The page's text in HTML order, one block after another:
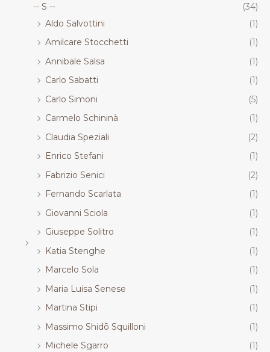
-- S --
(34)
Aldo Salvottini
(1)
Amilcare Stocchetti
(1)
Annibale Salsa
(1)
Carlo Sabatti
(1)
Carlo Simoni
(5)
Carmelo Schininà
(1)
Claudia Speziali
(2)
Enrico Stefani
(1)
Fabrizio Senici
(2)
Fernando Scarlata
(1)
Giovanni Sciola
(1)
Giuseppe Solitro
(1)
Katia Stenghe
(1)
Marcelo Sola
(1)
Maria Luisa Senese
(1)
Martina Stipi
(1)
Massimo Shidō Squilloni
(1)
Michele Sgarro
(1)